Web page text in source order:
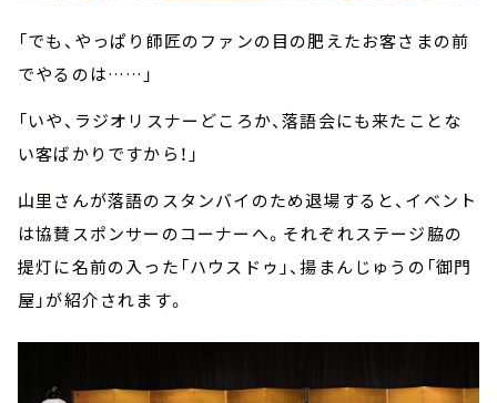
「でも、やっぱり師匠のファンの目の肥えたお客さまの前
でやるのは……」
「いや、ラジオリスナーどころか、落語会にも来たことな
い客ばかりですから！」
山里さんが落語のスタンバイのため退場すると、イベント
は協賛スポンサーのコーナーへ。それぞれステージ脇の
提灯に名前の入った「ハウスドゥ」、揚まんじゅうの「御門
屋」が紹介されます。